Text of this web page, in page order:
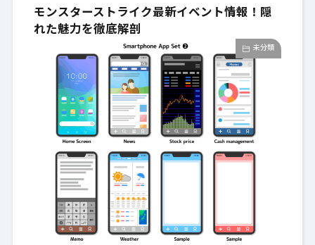
モンスターストライク最新イベント情報！隠
れた魅力を徹底解剖
未分類